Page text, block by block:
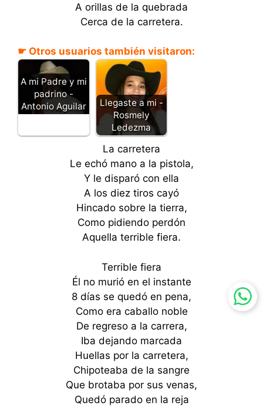
A orillas de la quebrada
Cerca de la carretera.
☛ Otros usuarios también visitaron:
A mi Padre y mi
padrino -
Antonio Aguilar
Llegaste a mi -
Rosmely
Ledezma
La carretera
Le echó mano a la pistola,
Y le disparó con ella
A los diez tiros cayó
Hincado sobre la tierra,
Como pidiendo perdón
Aquella terrible fiera.
Terrible fiera
Él no murió en el instante
8 días se quedó en pena,
Como era caballo noble
De regreso a la carrera,
Iba dejando marcada
Huellas por la carretera,
Chipoteaba de la sangre
Que brotaba por sus venas,
Quedó parado en la reja